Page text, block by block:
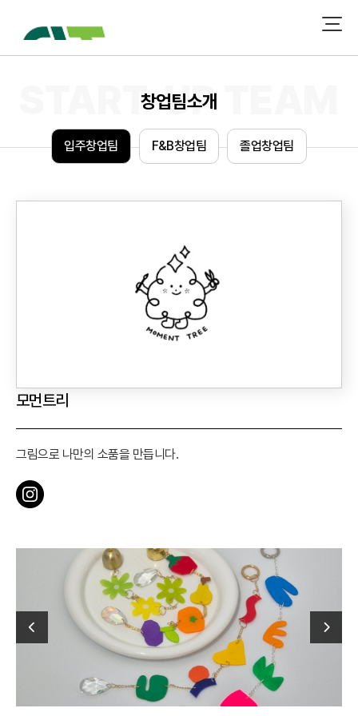
창업팀소개
입주창업팀 F&B창업팀 졸업창업팀
모먼트리
그림으로 나만의 소품을 만듭니다.